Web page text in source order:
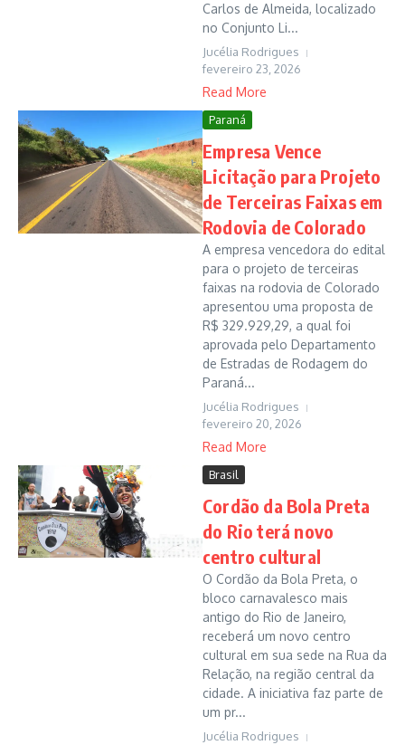
Carlos de Almeida, localizado
no Conjunto Li...
Jucélia Rodrigues
fevereiro 23, 2026
Read More
Paraná
Empresa Vence
Licitação para Projeto
de Terceiras Faixas em
Rodovia de Colorado
A empresa vencedora do edital
para o projeto de terceiras
faixas na rodovia de Colorado
apresentou uma proposta de
R$ 329.929,29, a qual foi
aprovada pelo Departamento
de Estradas de Rodagem do
Paraná...
Jucélia Rodrigues
fevereiro 20, 2026
Read More
Brasil
Cordão da Bola Preta
do Rio terá novo
centro cultural
O Cordão da Bola Preta, o
bloco carnavalesco mais
antigo do Rio de Janeiro,
receberá um novo centro
cultural em sua sede na Rua da
Relação, na região central da
cidade. A iniciativa faz parte de
um pr...
Jucélia Rodrigues